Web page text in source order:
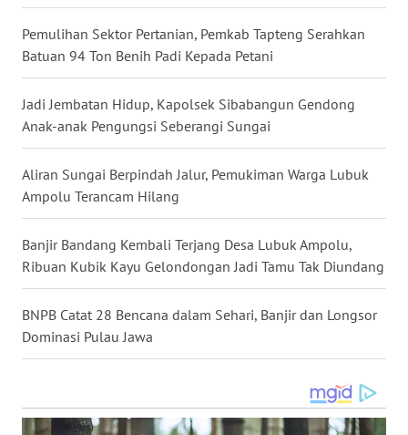
Pemulihan Sektor Pertanian, Pemkab Tapteng Serahkan
Batuan 94 Ton Benih Padi Kepada Petani
Jadi Jembatan Hidup, Kapolsek Sibabangun Gendong
Anak-anak Pengungsi Seberangi Sungai
Aliran Sungai Berpindah Jalur, Pemukiman Warga Lubuk
Ampolu Terancam Hilang
Banjir Bandang Kembali Terjang Desa Lubuk Ampolu,
Ribuan Kubik Kayu Gelondongan Jadi Tamu Tak Diundang
BNPB Catat 28 Bencana dalam Sehari, Banjir dan Longsor
Dominasi Pulau Jawa
WN
NUSANTARA
WN
JOGJA
WN
JATIM
WN
BALI
WN